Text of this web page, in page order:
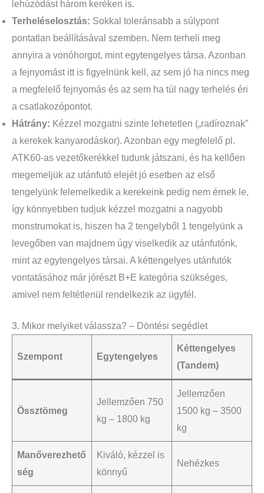
lehúzódást három keréken is.
Terheléselosztás: Sokkal toleránsabb a súlypont
pontatlan beállításával szemben. Nem terheli meg
annyira a vonóhorgot, mint egytengelyes társa. Azonban
a fejnyomást itt is figyelnünk kell, az sem jó ha nincs meg
a megfelelő fejnyomás és az sem ha túl nagy terhelés éri
a csatlakozópontot.
Hátrány: Kézzel mozgatni szinte lehetetlen („radíroznak”
a kerekek kanyarodáskor). Azonban egy megfelelő pl.
ATK60-as vezetőkerékkel tudunk játszani, és ha kellően
megemeljük az utánfutó elejét jó esetben az első
tengelyünk felemelkedik a kerekeink pedig nem érnek le,
így könnyebben tudjuk kézzel mozgatni a nagyobb
monstrumokat is, hiszen ha 2 tengelyből 1 tengelyünk a
levegőben van majdnem úgy viselkedik az utánfutónk,
mint az egytengelyes társai. A kéttengelyes utánfutók
vontatásához már jórészt B+E kategória szükséges,
amivel nem feltétlenül rendelkezik az ügyfél.
3. Mikor melyiket válassza? – Döntési segédlet
Szempont Egytengelyes
Kéttengelyes
(Tandem)
Össztömeg
Jellemzően 750
kg – 1800 kg
Jellemzően
1500 kg – 3500
kg
Manőverezhető
ség
Kiváló, kézzel is
könnyű
Nehézkes